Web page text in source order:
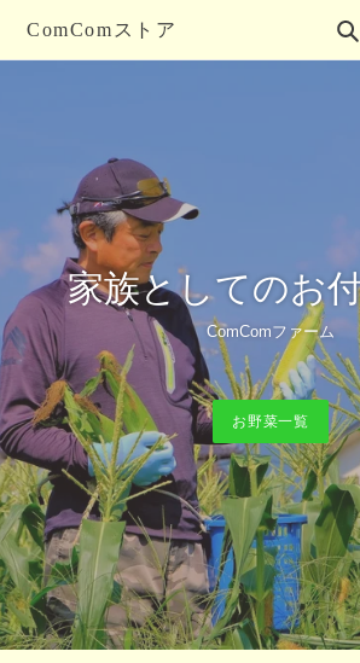
テ
ComComストア
家族としてのお
ComComファーム
お野菜一覧